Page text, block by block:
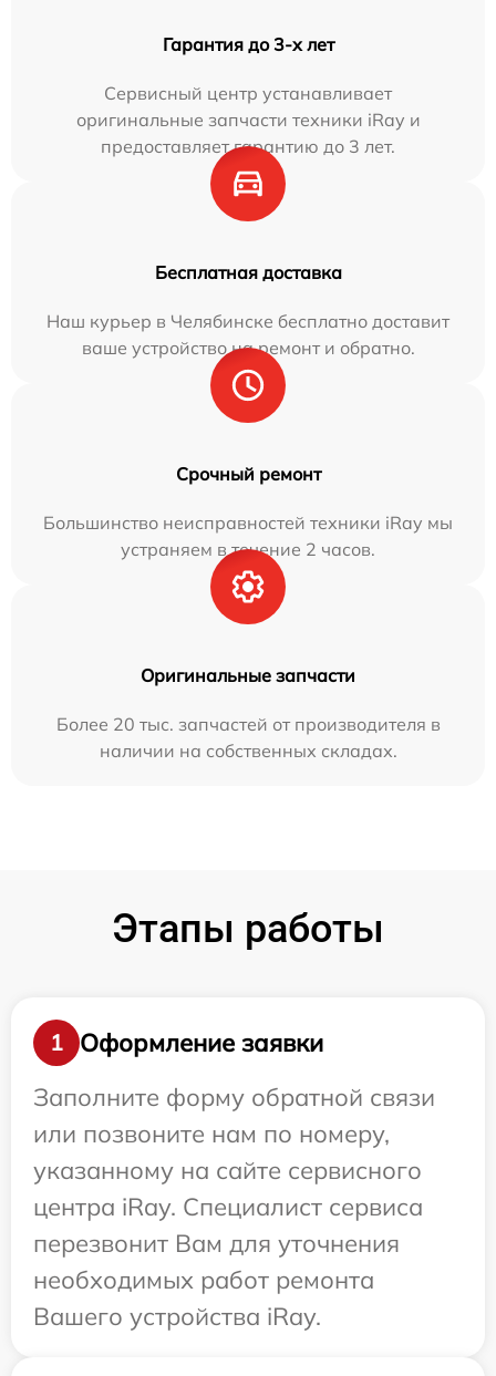
Гарантия до 3-х лет
Сервисный центр устанавливает
оригинальные запчасти техники iRay и
предоставляет гарантию до 3 лет.
Бесплатная доставка
Наш курьер в Челябинске бесплатно доставит
ваше устройство на ремонт и обратно.
Срочный ремонт
Большинство неисправностей техники iRay мы
устраняем в течение 2 часов.
Оригинальные запчасти
Более 20 тыс. запчастей от производителя в
наличии на собственных складах.
Этапы работы
1
Оформление заявки
Заполните форму обратной связи
или позвоните нам по номеру,
указанному на сайте сервисного
центра iRay. Специалист сервиса
перезвонит Вам для уточнения
необходимых работ ремонта
Вашего устройства iRay.